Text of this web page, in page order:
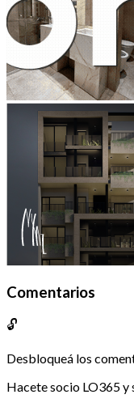
Comentarios
🔓
Desbloqueá los
Hacete socio LO365 y